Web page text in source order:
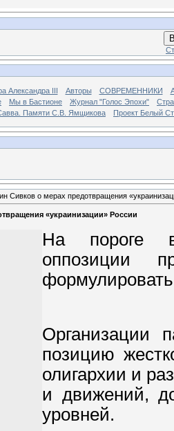
Александра III Авторы СОВРЕМЕННИКИ
Мы в Бастионе Журнал "Голос Эпохи"
Памяти С.В. Ямщикова Проект Белый
Сивков о мерах предотвращения
«украинизации» России
На пороге
оппозиции
Организации
позицию
олигархии и
и движений,
уровней.